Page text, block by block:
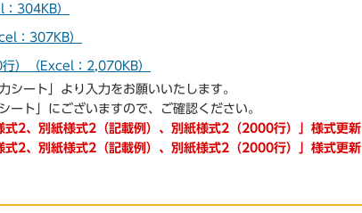
304KB）
：307KB）
）（Excel：2,070KB）
シート」より入力をお願いいたします。
ート」にございますので、ご確認ください。
2、別紙様式2（記載例）、別紙様式2（2000行）」様式更新
2、別紙様式2（記載例）、別紙様式2（2000行）」様式更新